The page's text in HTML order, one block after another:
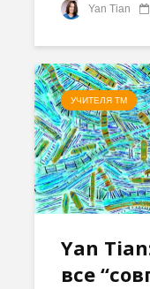
Yan Tian
УЧИТЕЛЯ ТМ
Yan
все